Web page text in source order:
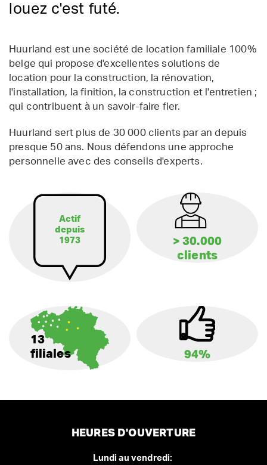
louez c'est futé.
Huurland est une société de location familiale 100%
belge qui propose d'excellentes solutions de
location pour la construction, la rénovation,
l'installation, la finition, la construction et l'entretien ;
qui contribuent à un savoir-faire fier.
Huurland sert plus de 30 000 clients par an depuis
presque 50 ans. Nous défendons une approche
personnelle avec des conseils d'experts.
Actif
depuis
1973
> 30.000
clients
13
filiales
94%
HEURES D'OUVERTURE
Lundi au vendredi: